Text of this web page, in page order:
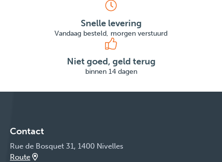
Snelle levering
Vandaag besteld, morgen verstuurd
Niet goed, geld terug
binnen 14 dagen
Contact
Rue de Bosquet 31, 1400 Nivelles
Route